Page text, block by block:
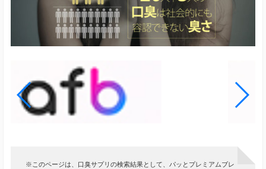
※このページは、口臭サプリの検索結果として、パッとプレミアムブレ